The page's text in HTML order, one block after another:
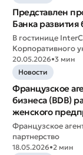
Представлен
Банка развития
В гостинице
Корпоративного
20.05.2026•3 мин
Новости
Французское
бизнеса (BDB)
женского
Французское
партнерство
18.05.2026•2 мин